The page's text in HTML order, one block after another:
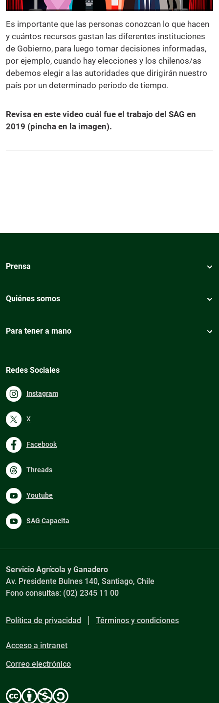
Es importante que las personas conozcan lo que hacen
y cuántos recursos gastan las diferentes instituciones
de Gobierno, para luego tomar decisiones informadas,
por ejemplo, cuando hay elecciones y los chilenos/as
debemos elegir a las autoridades que dirigirán nuestro
país por un determinado periodo de tiempo.
Revisa en este video cuál fue el trabajo del SAG en
2019 (pincha en la imagen).
Prensa
Quiénes somos
Para tener a mano
Redes Sociales
Instagram
X
Facebook
Threads
Youtube
SAG Capacita
Servicio Agrícola y Ganadero
Av. Presidente Bulnes 140, Santiago, Chile
Fono consultas: (02) 2345 11 00
Política de privacidad Términos y condiciones
Acceso a intranet
Correo electrónico